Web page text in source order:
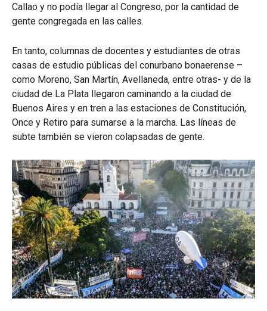
Callao y no podía llegar al Congreso, por la cantidad de
gente congregada en las calles.
En tanto, columnas de docentes y estudiantes de otras
casas de estudio públicas del conurbano bonaerense –
como Moreno, San Martín, Avellaneda, entre otras- y de la
ciudad de La Plata llegaron caminando a la ciudad de
Buenos Aires y en tren a las estaciones de Constitución,
Once y Retiro para sumarse a la marcha. Las líneas de
subte también se vieron colapsadas de gente.